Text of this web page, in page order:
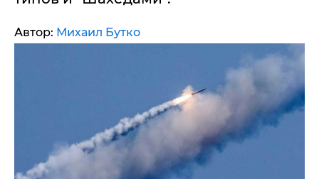
Автор: Михаил Бутко